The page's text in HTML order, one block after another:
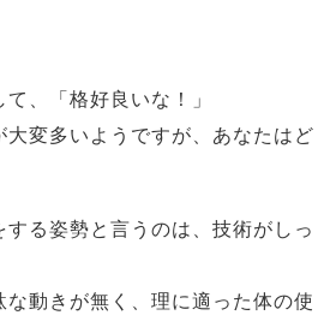
て、「格好良いな！」
大変多いようですが、あなたはど
る姿勢と言うのは、技術がしっ
動きが無く、理に適った体の使